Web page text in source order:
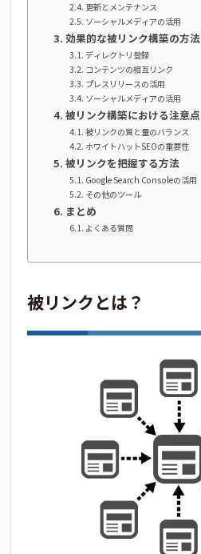
更新とメンテナンス
ソーシャルメディアの活用
効果的な被リンク構築の方法
ディレクトリ登録
コンテンツの相互リンク
プレスリリースの活用
ソーシャルメディアの活用
被リンク構築における注意点
被リンクの質と量のバランス
ホワイトハットSEOの重要性
被リンクを把握する方法
Google Search Consoleの活用
その他のツール
まとめ
よくある質問
被リンクとは？